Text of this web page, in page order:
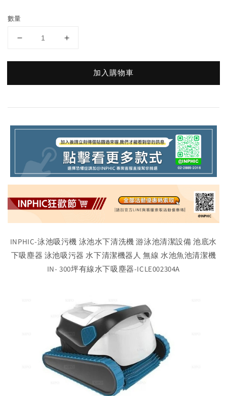
數量
加入購物車
INPHIC-泳池吸污機 泳池水下清洗機 游泳池清潔設備 池底水
下吸塵器 泳池吸污器 水下清潔機器人 無線 水池魚池清潔機
IN- 300坪有線水下吸塵器-ICLE002304A